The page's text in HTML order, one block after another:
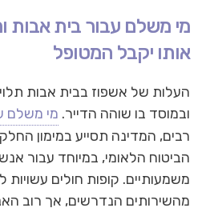
מי משלם עבור בית אבות
אותו יקבל המטופל
העלות של אשפוז בבית אבות
ובמוסד בו שוהה הדייר. מי משלם
רבים, המדינה תסייע במימון
הביטוח הלאומי, במיוחד עבור
משמעותיים. קופות חולים עשויות
מהשירותים הנדרשים, אך רוב